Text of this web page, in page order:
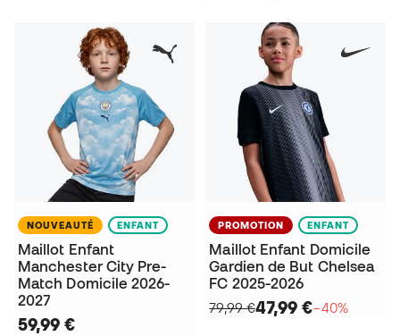
NOUVEAUTÉ ENFANT
Maillot Enfant
Manchester City Pre-
Match Domicile 2026-
2027
59,99 €
PROMOTION ENFANT
Maillot Enfant Domicile
Gardien de But Chelsea
FC 2025-2026
79,99 €47,99 €−40%